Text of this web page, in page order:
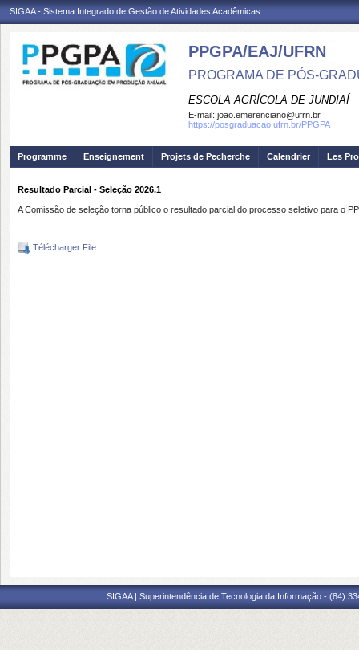
SIGAA - Sistema Integrado de Gestão de Atividades Acadêmicas
PPGPA/EAJ/UFRN
PROGRAMA DE PÓS-
ESCOLA AGRÍCOLA DE JUNDIAÍ
E-mail: joao.emerenciano@ufrn.br
https://posgraduacao.ufrn.br/PPGPA
Programme Enseignement Projets de Pecherche Calendrier Les
Resultado Parcial - Seleção 2026.1
A Comissão de seleção torna público o resultado parcial do processo seletivo para o
Télécharger File
SIGAA | Superintendência de Tecnologia da Informação - (84)